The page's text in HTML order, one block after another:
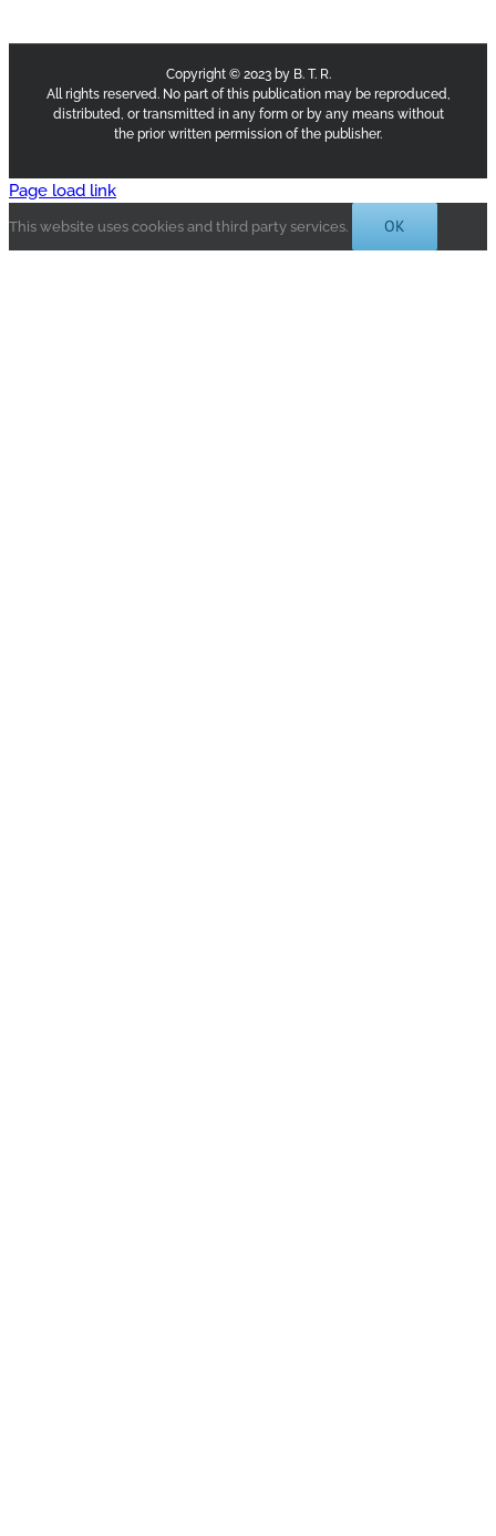
Copyright © 2023 by B. T. R.
All rights reserved. No part of this publication may be reproduced,
distributed, or transmitted in any form or by any means without
the prior written permission of the publisher.
Page load link
This website uses cookies and third party services. OK